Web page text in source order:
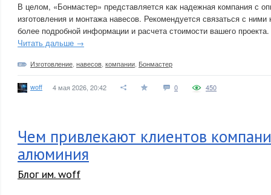
В целом, «Бонмастер» представляется как надежная компания с
изготовления и монтажа навесов. Рекомендуется связаться с
более подробной информации и расчета стоимости вашего проекта.
Читать дальше →
Изготовление навесов компании Бонмастер
woff 4 мая 2026, 20:42 0 450
Чем привлекают клиентов
алюминия
Блог им. woff